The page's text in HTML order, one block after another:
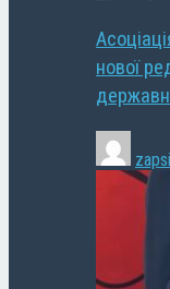
нової